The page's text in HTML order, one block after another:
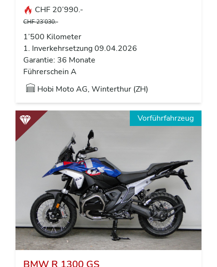
CHF 20’990.-
CHF 23’030.-
1’500 Kilometer
1. Inverkehrsetzung 09.04.2026
Garantie: 36 Monate
Führerschein A
Hobi Moto AG, Winterthur (ZH)
Vorführfahrzeug
BMW R 1300 GS